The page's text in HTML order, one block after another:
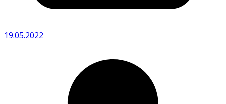
19.05.2022